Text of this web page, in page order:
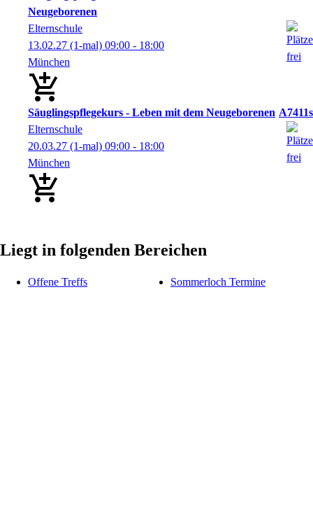
Neugeborenen
Elternschule
13.02.27 (1-mal) 09:00 - 18:00
München
Säuglingspflegekurs - Leben mit dem Neugeborenen A7411s
Elternschule
20.03.27 (1-mal) 09:00 - 18:00
München
Liegt in folgenden Bereichen
Offene Treffs Sommerloch Termine